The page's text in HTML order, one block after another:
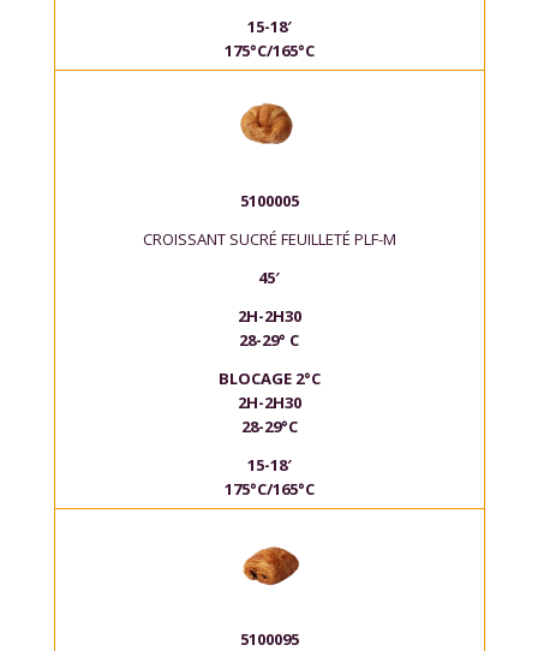
15-18′
175°C/165°C
5100005
CROISSANT SUCRÉ FEUILLETÉ PLF-M
45′
2H-2H30
28-29° C
BLOCAGE 2°C
2H-2H30
28-29°C
15-18′
175°C/165°C
5100095